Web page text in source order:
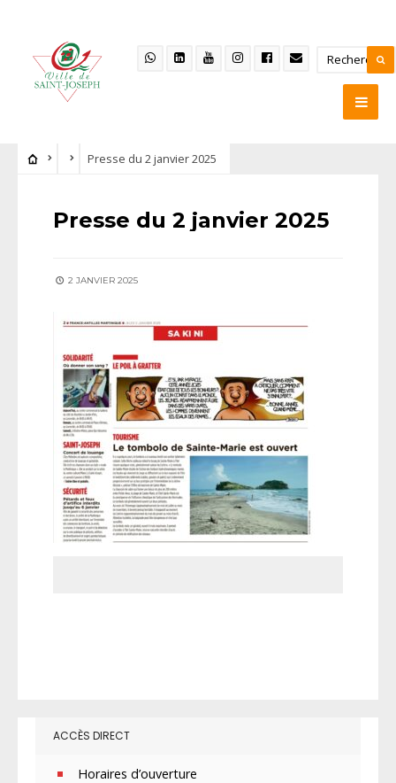
Presse du 2 janvier 2025
Presse du 2 janvier 2025
2 JANVIER 2025
ACCÈS DIRECT
Horaires d’ouverture